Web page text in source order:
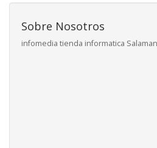
Sobre Nosotros
infomedia tienda informatica